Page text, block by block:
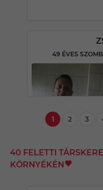
49 ÉVES
1 2 3
40 FELETTI
KÖRNYÉKÉN